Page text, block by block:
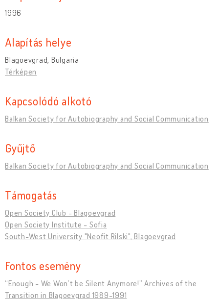
1996
Alapítás helye
Blagoevgrad, Bulgaria
Térképen
Kapcsolódó alkotó
Balkan Society for Autobiography and Social Communication
Gyűjtő
Balkan Society for Autobiography and Social Communication
Támogatás
Open Society Club - Blagoevgrad
Open Society Institute - Sofia
South-West University "Neofit Rilski", Blagoevgrad
Fontos esemény
“Enough - We Won’t be Silent Anymore!” Archives of the
Transition in Blagoevgrad 1989-1991